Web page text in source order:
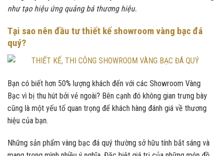
như tạo hiệu ứng quảng bá thương hiệu.
Tại sao nên đầu tư thiết kế showroom vàng bạc đá
quý?
Bạn có biết hơn 50% lượng khách đến với các Showroom Vàng
Bạc vì bị thu hút bởi vẻ ngoài? Bên cạnh đó không gian trưng bày
cũng là một yếu tố quan trọng để khách hàng đánh giá về thương
hiệu của bạn.
Những sản phẩm vàng bạc đá quý thường sở hữu tính bắt sáng và